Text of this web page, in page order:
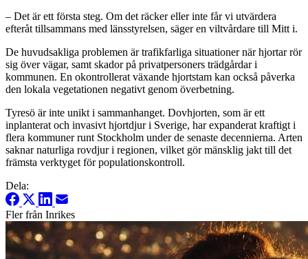
– Det är ett första steg. Om det räcker eller inte får vi utvärdera
efteråt tillsammans med länsstyrelsen, säger en viltvårdare till Mitt i.
De huvudsakliga problemen är trafikfarliga situationer när hjortar rör
sig över vägar, samt skador på privatpersoners trädgårdar i
kommunen. En okontrollerat växande hjortstam kan också påverka
den lokala vegetationen negativt genom överbetning.
Tyresö är inte unikt i sammanhanget. Dovhjorten, som är ett
inplanterat och invasivt hjortdjur i Sverige, har expanderat kraftigt i
flera kommuner runt Stockholm under de senaste decennierna. Arten
saknar naturliga rovdjur i regionen, vilket gör mänsklig jakt till det
främsta verktyget för populationskontroll.
Dela:
Fler från Inrikes